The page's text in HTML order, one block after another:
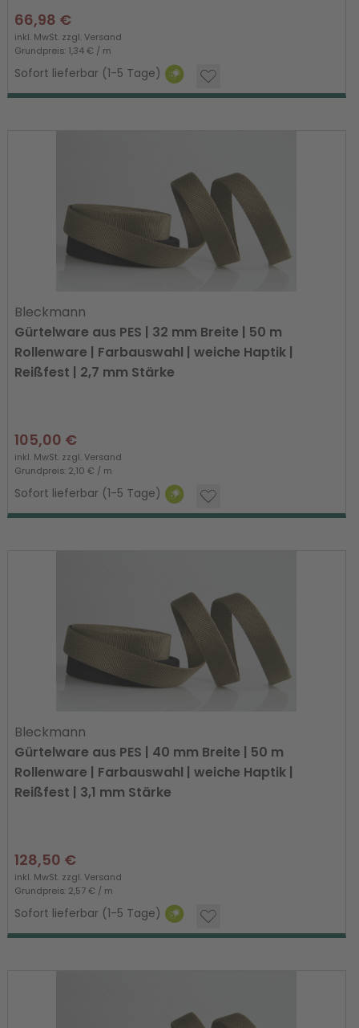
66,98 €
inkl. MwSt. zzgl.Versand
Grundpreis: 1,34 € / m
Sofort lieferbar (1-5 Tage)
Bleckmann
Gürtelware aus PES | 32 mm Breite | 50 m
Rollenware | Farbauswahl | weiche Haptik |
Reißfest | 2,7 mm Stärke
105,00 €
inkl. MwSt. zzgl.Versand
Grundpreis: 2,10 € / m
Sofort lieferbar (1-5 Tage)
Bleckmann
Gürtelware aus PES | 40 mm Breite | 50 m
Rollenware | Farbauswahl | weiche Haptik |
Reißfest | 3,1 mm Stärke
128,50 €
inkl. MwSt. zzgl.Versand
Grundpreis: 2,57 € / m
Sofort lieferbar (1-5 Tage)